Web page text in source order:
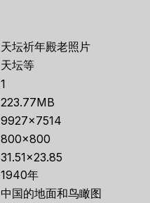
天坛祈年殿老照片
天坛等
1
223.77MB
9927×7514
800×800
31.51×23.85
1940年
中国的地面和鸟瞰图